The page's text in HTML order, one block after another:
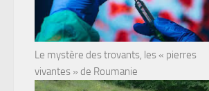
Le mystère des trovants, les « pierres
vivantes » de Roumanie